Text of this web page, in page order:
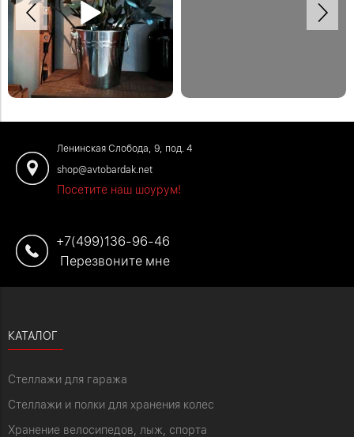
Деревянная модульная полка в
систему стеллажей Woody.
#деревяннаямебель
Ленинская Слобода, 9, под. 4
shop@avtobardak.net
Посетите наш шоурум!
+7(499)136-96-46
Перезвоните мне
КАТАЛОГ
Стеллажи для гаража
Стеллажи и полки для хранения колес
Хранение велосипедов, лыж, спорта